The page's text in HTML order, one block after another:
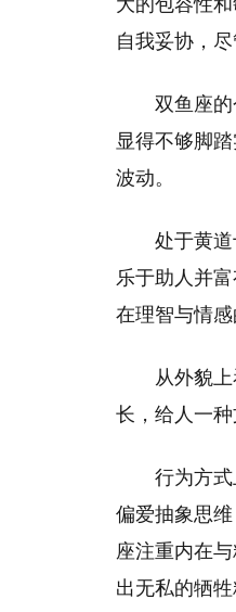
大的包容性
自我妥协，
双鱼座
显得不够脚
波动。
处于黄
乐于助人并
在理智与情感
从外貌
长，给人一
行为方
偏爱抽象思
座注重内在
出无私的牺牲